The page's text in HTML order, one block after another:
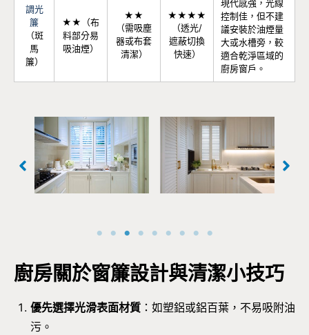
調光
簾
（斑
馬
簾）
★★（布
料部分易
吸油煙）
★★
（需吸塵
器或布套
清潔）
★★★★
（透光/
遮蔽切換
快速）
現代感強，光線
控制佳，但不建
議安裝於油煙量
大或水槽旁，較
適合乾淨區域的
廚房窗戶。
百葉窗容易操作，兼
具通風、採光、易於
清潔等特性
塑鋁百葉窗是廚房很
好的選擇
廚房關於窗簾設計與清潔小技巧
優先選擇光滑表面材質 ：如塑鋁或鋁百葉，不易吸附油
污。